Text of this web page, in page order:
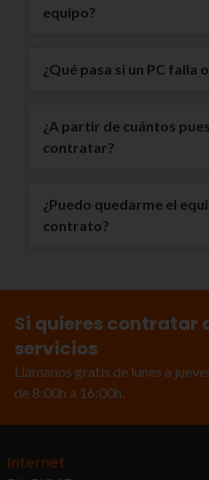
equipo?
¿Qué pasa si un PC falla
¿A partir de cuántos
contratar?
¿Puedo quedarme el
contrato?
Si quieres contratar
servicios
Llámanos gratis de lunes a
de 8:00h a 16:00h.
Internet